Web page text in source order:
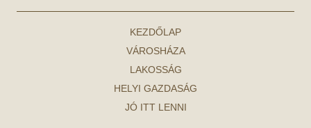
KEZDŐLAP
VÁROSHÁZA
LAKOSSÁG
HELYI GAZDASÁG
JÓ ITT LENNI